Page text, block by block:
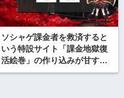
ソシャゲ課金者を救済すると
いう特設サイト「課金地獄復
活絵巻」の作り込みが甘すぎ
て泣ける